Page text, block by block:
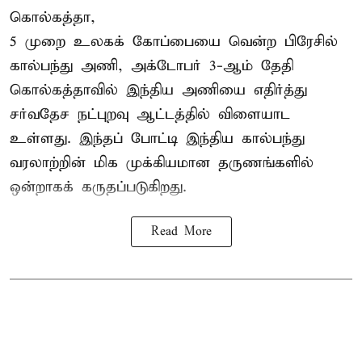
கொல்கத்தா,
5 முறை உலகக் கோப்பையை வென்ற பிரேசில்
கால்பந்து அணி, அக்டோபர் 3-ஆம் தேதி
கொல்கத்தாவில் இந்திய அணியை எதிர்த்து
சர்வதேச நட்புறவு ஆட்டத்தில் விளையாட
உள்ளது. இந்தப் போட்டி இந்திய கால்பந்து
வரலாற்றின் மிக முக்கியமான தருணங்களில்
ஒன்றாகக் கருதப்படுகிறது.
Read More